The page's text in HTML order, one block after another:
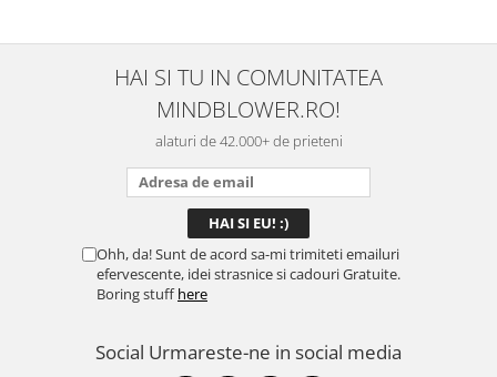
este sigură, fără scurgeri. O
folosesc aproape zilnic la
serviciu și sunt foarte
mulțumită.
HAI SI TU IN COMUNITATEA
MINDBLOWER.RO!
alaturi de 42.000+ de prieteni
Ohh, da! Sunt de acord sa-mi trimiteti emailuri
efervescente, idei strasnice si cadouri Gratuite.
Boring stuffhere
Social Urmareste-ne in social media